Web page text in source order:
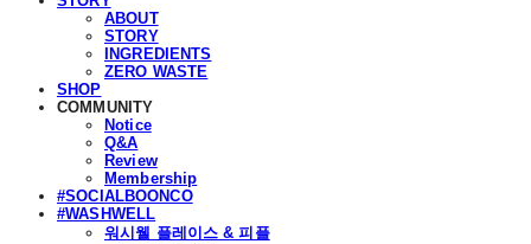
ABOUT
STORY
INGREDIENTS
ZERO WASTE
SHOP
COMMUNITY
Notice
Q&A
Review
Membership
#SOCIALBOONCO
#WASHWELL
워시웰 플레이스 & 피플